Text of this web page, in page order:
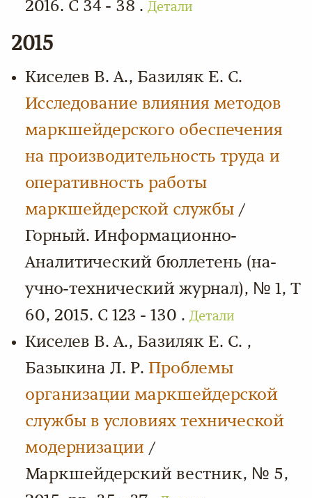
2016. С 34 - 38 . Детали
2015
Киселев В. А., Базиляк Е. С.
Исследование влияния методов
маркшейдерского обеспечения
на производительность труда и
оперативность работы
маркшейдерской службы /
Горный. Информационно-
Аналитический бюллетень (на-
учно-технический журнал), № 1, Т
60, 2015. С 123 - 130 . Детали
Киселев В. А., Базиляк Е. С. ,
Базыкина Л. Р. Проблемы
организации маркшейдерской
службы в условиях технической
модернизации /
Маркшейдерский вестник, № 5,